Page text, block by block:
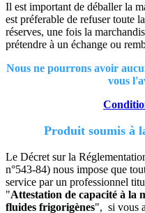
Il est important de déballer la
est préferable de refuser toute
réserves, une fois la
prétendre à un échange ou
Nous ne pourrons avoir
vous
Produit soumis à
Le Décret sur la
n°543-84) nous impose que
service par un professionnel
"Attestation de capacité à la
fluides frigorigènes", si vous